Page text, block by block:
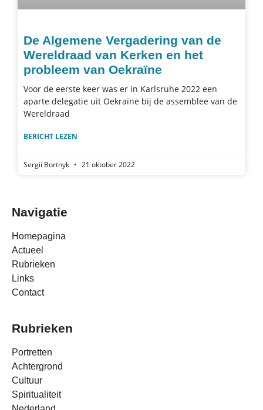
De Algemene Vergadering van de
Wereldraad van Kerken en het
probleem van Oekraïne
Voor de eerste keer was er in Karlsruhe 2022 een
aparte delegatie uit Oekraïne bij de assemblee van de
Wereldraad
BERICHT LEZEN
Sergii Bortnyk 21 oktober 2022
Navigatie
Homepagina
Actueel
Rubrieken
Links
Contact
Rubrieken
Portretten
Achtergrond
Cultuur
Spiritualiteit